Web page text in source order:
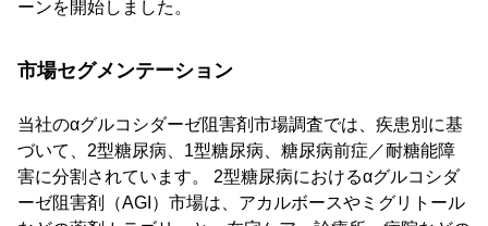
ーンを開始しました。
市場セグメンテーション
当社のαグルコシダーゼ阻害剤市場調査では、疾患別に基
づいて、2型糖尿病、1型糖尿病、糖尿病前症／耐糖能障
害に分割されています。 2型糖尿病におけるαグルコシダ
ーゼ阻害剤（AGI）市場は、アカルボースやミグリトール